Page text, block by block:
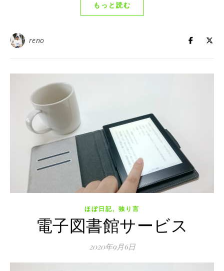
もっと読む
reno
ほぼ日記, 独り言
電子図書館サービス
2020年9月6日